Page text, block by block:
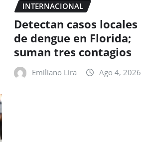
INTERNACIONAL
Detectan casos locales
de dengue en Florida;
suman tres contagios
Emiliano Lira Ago 4, 2026